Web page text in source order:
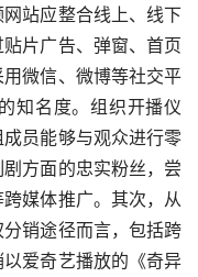
站应整合线上、线下
片广告、弹窗、首页
微信、微博等社交平
知名度。组织开播仪
员能够与观众进行零
方面的忠实粉丝，尝
媒体推广。其次，从
销途径而言，包括跨
爱奇艺播放的《奇异